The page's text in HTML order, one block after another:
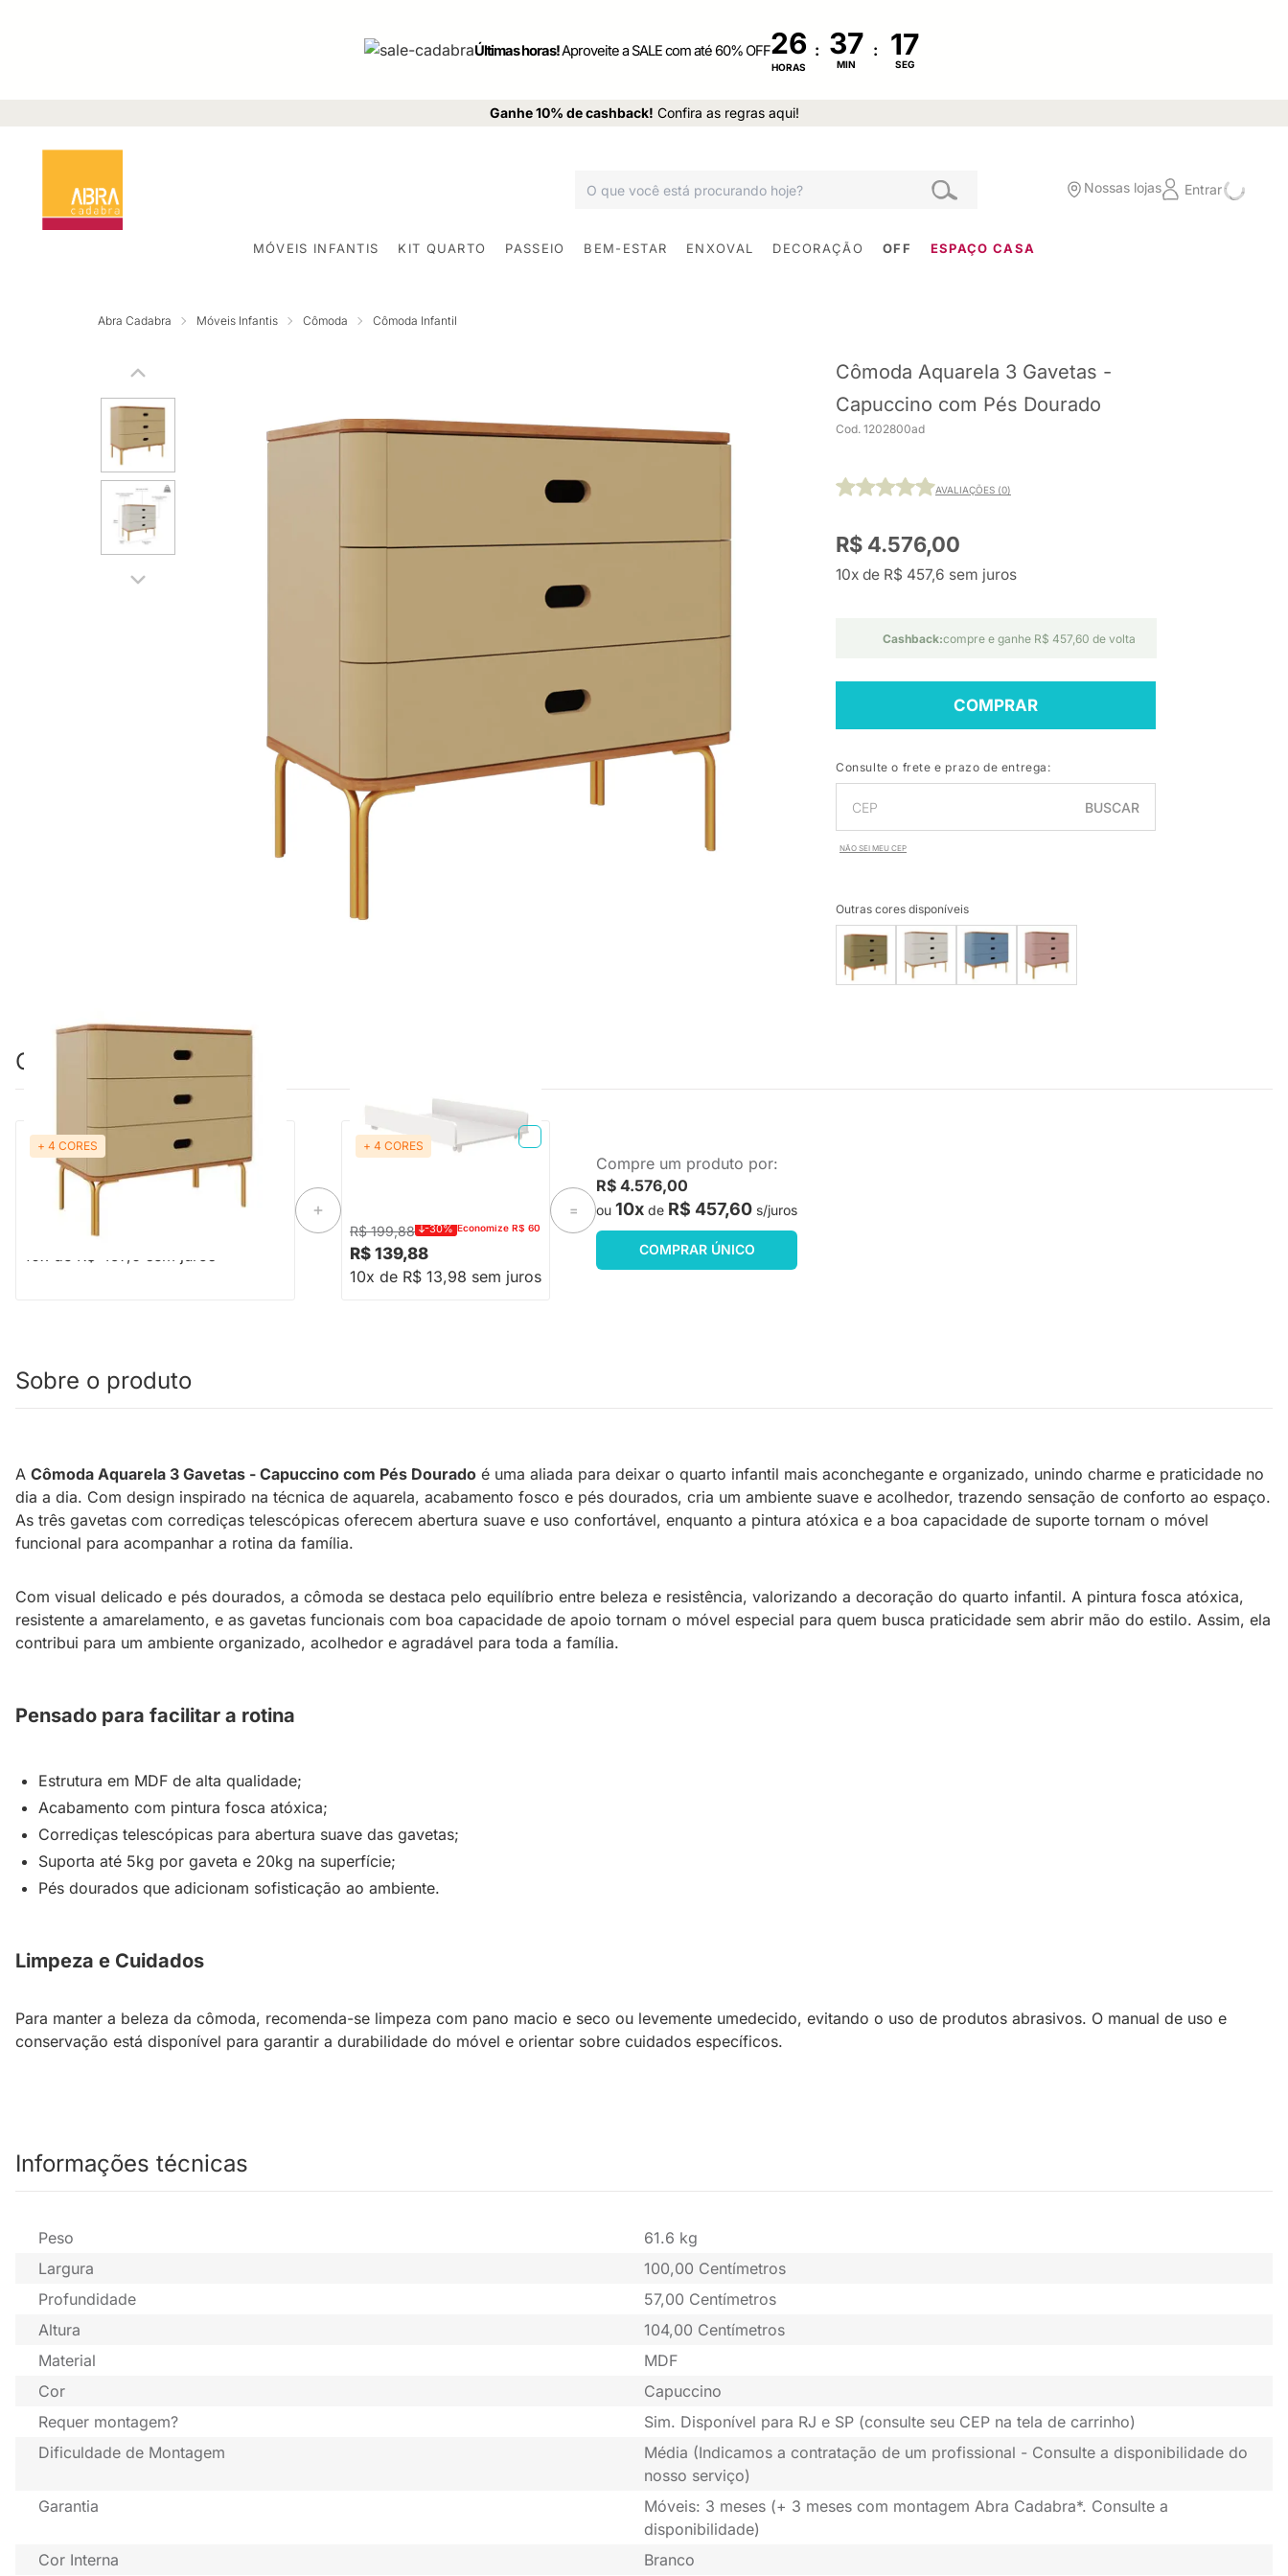
Últimas horas!Aproveite a SALE com até 60% OFF26
HORAS
:
MIN
:
SEG
Ganhe 10% de cashback! Confira as regras aqui!
Nossas lojas Entrar
MÓVEIS INFANTIS KIT QUARTO PASSEIO BEM-ESTAR ENXOVAL DECORAÇÃO OFF ESPAÇO CASA
Abra Cadabra Móveis Infantis Cômoda Cômoda Infantil
Cômoda Aquarela 3 Gavetas -
Capuccino com Pés Dourado
Cod. 1202800ad
AVALIAÇÕES (0)
R$ 4.576,00
10x de R$ 457,6 sem juros
Cashback:compre e ganhe R$ 457,60 de volta
COMPRAR
Consulte o frete e prazo de entrega:
BUSCAR
NÃO SEI MEU CEP
Outras cores disponíveis
Combinação perfeita
+ 4 CORES
Cômoda Aquarela 3 Gavetas - Capuccino
com Pés Dourado
R$ 4.576,00
10x de R$ 457,6 sem juros
+ 4 CORES
Trocador Theo - Branco Brilho
R$ 199,88 -30% Economize R$ 60
R$ 139,88
10x de R$ 13,98 sem juros
=
Compre um produto por:
R$ 4.576,00
ou 10x de R$ 457,60 s/juros
COMPRAR ÚNICO
Sobre o produto
A Cômoda Aquarela 3 Gavetas - Capuccino com Pés Dourado é uma aliada para deixar o quarto infantil mais aconchegante e organizado, unindo charme e praticidade no
dia a dia. Com design inspirado na técnica de aquarela, acabamento fosco e pés dourados, cria um ambiente suave e acolhedor, trazendo sensação de conforto ao espaço.
As três gavetas com corrediças telescópicas oferecem abertura suave e uso confortável, enquanto a pintura atóxica e a boa capacidade de suporte tornam o móvel
funcional para acompanhar a rotina da família.
Com visual delicado e pés dourados, a cômoda se destaca pelo equilíbrio entre beleza e resistência, valorizando a decoração do quarto infantil. A pintura fosca atóxica,
resistente a amarelamento, e as gavetas funcionais com boa capacidade de apoio tornam o móvel especial para quem busca praticidade sem abrir mão do estilo. Assim, ela
contribui para um ambiente organizado, acolhedor e agradável para toda a família.
Pensado para facilitar a rotina
Estrutura em MDF de alta qualidade;
Acabamento com pintura fosca atóxica;
Corrediças telescópicas para abertura suave das gavetas;
Suporta até 5kg por gaveta e 20kg na superfície;
Pés dourados que adicionam sofisticação ao ambiente.
Limpeza e Cuidados
Para manter a beleza da cômoda, recomenda-se limpeza com pano macio e seco ou levemente umedecido, evitando o uso de produtos abrasivos. O manual de uso e
conservação está disponível para garantir a durabilidade do móvel e orientar sobre cuidados específicos.
Informações técnicas
Peso
61.6 kg
Largura
100,00 Centímetros
Profundidade
57,00 Centímetros
Altura
104,00 Centímetros
Material
MDF
Cor
Capuccino
Requer montagem?
Sim. Disponível para RJ e SP (consulte seu CEP na tela de carrinho)
Dificuldade de Montagem
Média (Indicamos a contratação de um profissional - Consulte a disponibilidade do
nosso serviço)
Garantia
Móveis: 3 meses (+ 3 meses com montagem Abra Cadabra*. Consulte a
disponibilidade)
Cor Interna
Branco